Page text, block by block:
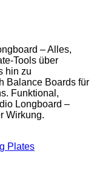
– Alles,
Tools über
hin zu
Balance Boards für
Funktional,
Longboard –
Wirkung.